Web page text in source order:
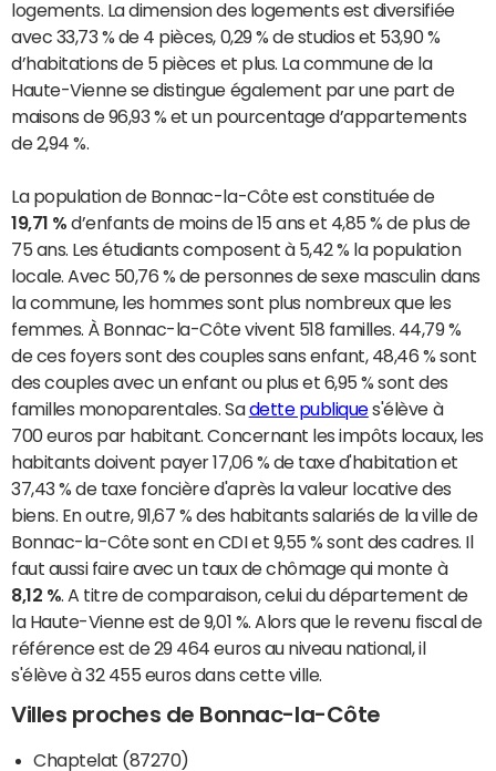
logements. La dimension des logements est diversifiée
avec 33,73 % de 4 pièces, 0,29 % de studios et 53,90 %
d’habitations de 5 pièces et plus. La commune de la
Haute-Vienne se distingue également par une part de
maisons de 96,93 % et un pourcentage d’appartements
de 2,94 %.
La population de Bonnac-la-Côte est constituée de
19,71 % d’enfants de moins de 15 ans et 4,85 % de plus de
75 ans. Les étudiants composent à 5,42 % la population
locale. Avec 50,76 % de personnes de sexe masculin dans
la commune, les hommes sont plus nombreux que les
femmes. À Bonnac-la-Côte vivent 518 familles. 44,79 %
de ces foyers sont des couples sans enfant, 48,46 % sont
des couples avec un enfant ou plus et 6,95 % sont des
familles monoparentales. Sadette publiques'élève à
700 euros par habitant. Concernant les impôts locaux, les
habitants doivent payer 17,06 % de taxe d'habitation et
37,43 % de taxe foncière d'après la valeur locative des
biens. En outre, 91,67 % des habitants salariés de la ville de
Bonnac-la-Côte sont en CDI et 9,55 % sont des cadres. Il
faut aussi faire avec un taux de chômage qui monte à
8,12 %. A titre de comparaison, celui du département de
la Haute-Vienne est de 9,01 %. Alors que le revenu fiscal de
référence est de 29 464 euros au niveau national, il
s'élève à 32 455 euros dans cette ville.
Villes proches de Bonnac-la-Côte
Chaptelat (87270)